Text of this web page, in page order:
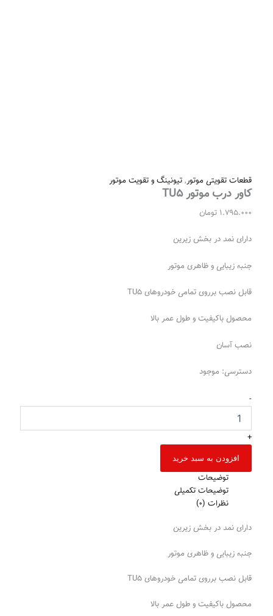
قطعات تقویتی موتور, تیونینگ و تقویت موتور
کاور درب موتور TU5
1.795.000 تومان
دارای نمد در بخش زیرین
جنبه زیبایی و ظاهری موتور
قابل نصب برروی تمامی خودروهای TU5
محصول باکیفیت و طول عمر بالا
نصب آسان
دسترسی: موجود
-
+
افزودن به سبد خرید
توضیحات
توضیحات تکمیلی
نظرات (0)
دارای نمد در بخش زیرین
جنبه زیبایی و ظاهری موتور
قابل نصب برروی تمامی خودروهای TU5
محصول باکیفیت و طول عمر بالا